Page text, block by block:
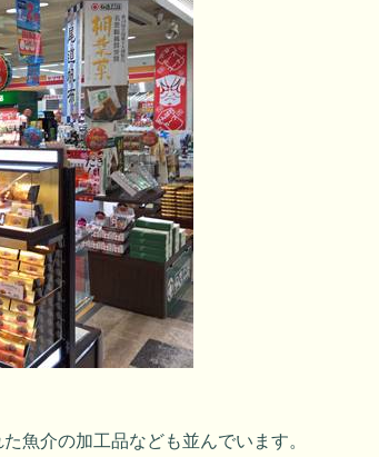
魚介の加工品なども並んでいます。